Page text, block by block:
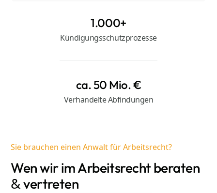
1.000+
Kündigungsschutzprozesse
ca. 50 Mio. €
Verhandelte Abfindungen
Sie brauchen einen Anwalt für Arbeitsrecht?
Wen wir im Arbeitsrecht beraten
&vertreten